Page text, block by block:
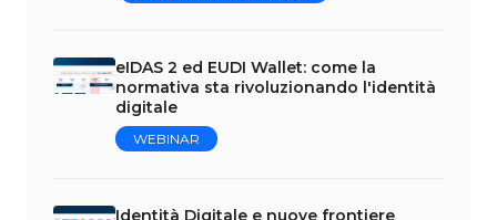
eIDAS 2 ed EUDI Wallet: come la
normativa sta rivoluzionando l'identità
digitale
WEBINAR
Identità Digitale e nuove frontiere